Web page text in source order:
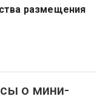
размещения
о мини-